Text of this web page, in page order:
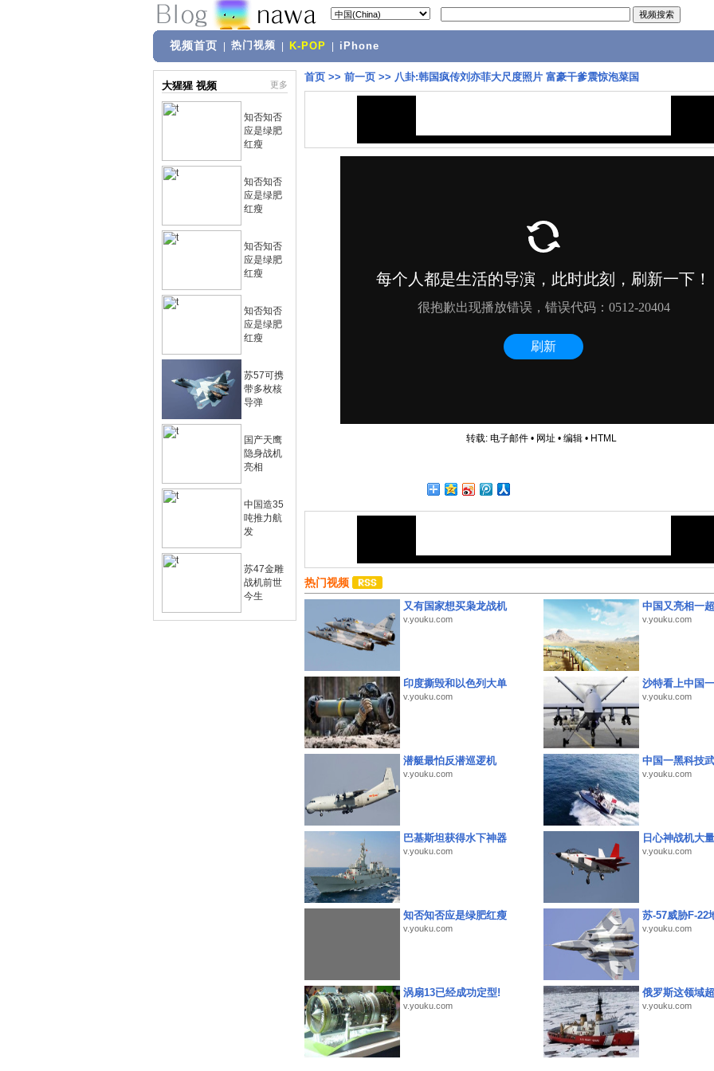
视频首页 热门视频 K-POP iPhone
大猩猩 视频 更多
知否知否
应是绿肥
红瘦
知否知否
应是绿肥
红瘦
知否知否
应是绿肥
红瘦
知否知否
应是绿肥
红瘦
苏57可携
带多枚核
导弹
国产天鹰
隐身战机
亮相
中国造35
吨推力航
发
苏47金雕
战机前世
今生
首页 >> 前一页 >> 八卦:韩国疯传刘亦菲大尺度照片 富豪干爹震惊泡菜国
转载: 电子邮件• 网址 • 编辑• HTML
热门视频
又有国家想买枭龙战机
v.youku.com
中国又亮相一
v.youku.com
印度撕毁和以色列大单
v.youku.com
沙特看上中国
v.youku.com
潜艇最怕反潜巡逻机
v.youku.com
中国一黑科技
v.youku.com
巴基斯坦获得水下神器
v.youku.com
日心神战机大
v.youku.com
知否知否应是绿肥红瘦
v.youku.com
苏-57威胁F-22
v.youku.com
涡扇13已经成功定型!
v.youku.com
俄罗斯这领域
v.youku.com